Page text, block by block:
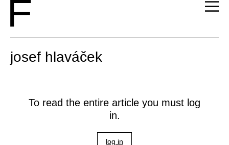
josef hlaváček
To read the entire article you must log
in.
log in